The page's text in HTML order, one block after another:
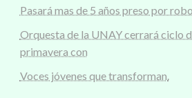
Pasará mas de 5 años preso por
Orquesta de la UNAY cerrará ciclo
primavera con
Voces jóvenes que transforman.